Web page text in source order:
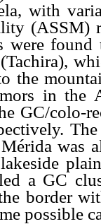
with
(ASSM)
were
the
in the
GC/colo-
was
a GC
border
possible